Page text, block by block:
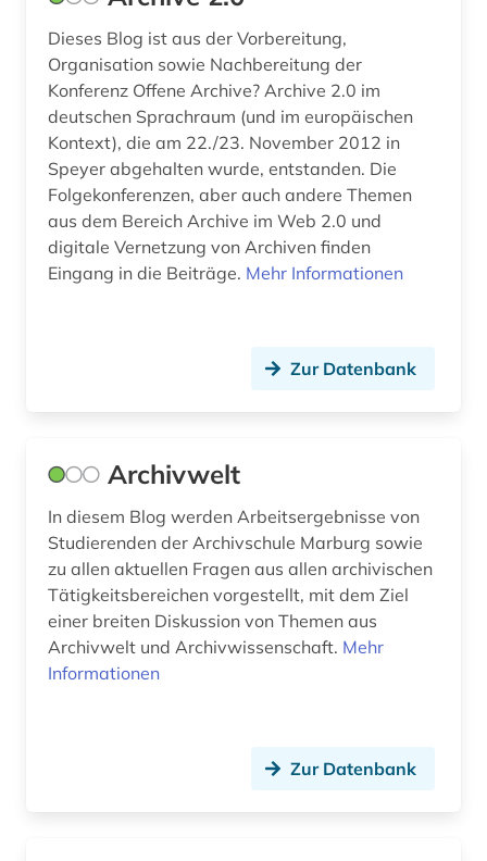
manuel, niklaus | maler; zeichner; schriftsteller;
politiker; diplomat; orgelbauer; grafiker;
dramatiker (1)
masterarbeit (3)
matrikel (2)
medizinische hochschule hannover (1)
museologie (4)
museum (6)
museumskunde (3)
museumswesen (1)
musikinstrument (1)
mähren (1)
münzen (1)
Dieses Blog ist aus der Vorbereitung,
Organisation sowie Nachbereitung der
Konferenz Offene Archive? Archive 2.0 im
deutschen Sprachraum (und im europäischen
Kontext), die am 22./23. November 2012 in
Speyer abgehalten wurde, entstanden. Die
Folgekonferenzen, aber auch andere Themen
aus dem Bereich Archive im Web 2.0 und
digitale Vernetzung von Archiven finden
Eingang in die Beiträge. Mehr Informationen
Zur Datenbank
Archivwelt
In diesem Blog werden Arbeitsergebnisse von
Studierenden der Archivschule Marburg sowie
zu allen aktuellen Fragen aus allen archivischen
Tätigkeitsbereichen vorgestellt, mit dem Ziel
einer breiten Diskussion von Themen aus
Archivwelt und Archivwissenschaft. Mehr
Informationen
Zur Datenbank